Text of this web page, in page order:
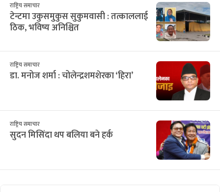
राष्ट्रिय समाचार
टेन्टमा उकुसमुकुस सुकुमवासी : तत्काललाई
ठिक, भविष्य अनिश्चित
राष्ट्रिय समाचार
डा. मनोज शर्मा : चोलेन्द्रशमशेरका ‘हिरा’
राष्ट्रिय समाचार
सुदन मिसिंदा थप बलिया बने हर्क